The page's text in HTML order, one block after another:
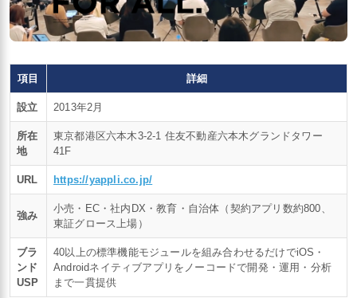
項目 詳細
設立 2013年2月
所在
地
東京都港区六本木3-2-1 住友不動産六本木グランドタワー
41F
URL https://yappli.co.jp/
強み
小売・EC・社内DX・教育・自治体（契約アプリ数約800、
東証グロース上場）
ブラ
ンド
USP
40以上の標準機能モジュールを組み合わせるだけでiOS・
Androidネイティブアプリをノーコードで開発・運用・分析
まで一貫提供